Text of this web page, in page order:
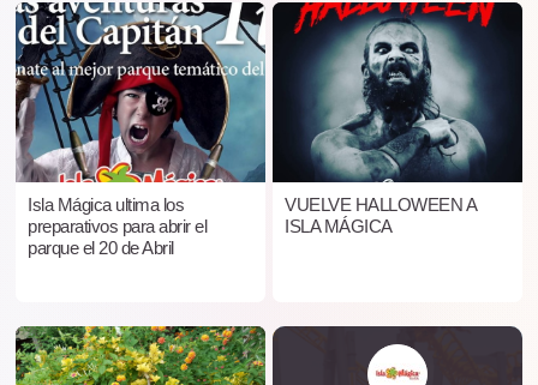
Isla Mágica ultima los
preparativos para abrir el
parque el 20 de Abril
VUELVE HALLOWEEN A
ISLA MÁGICA